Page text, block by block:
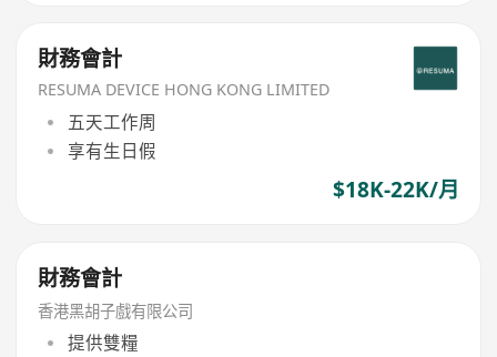
財務會計
RESUMA DEVICE HONG KONG LIMITED
五天工作周
享有生日假
$18K-22K/月
財務會計
香港黑胡子戲有限公司
提供雙糧